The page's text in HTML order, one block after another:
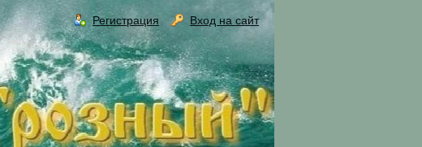
Регистрация Вход на сайт